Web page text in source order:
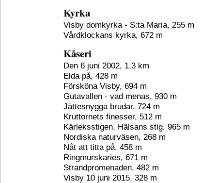
Kyrka
Visby domkyrka - S:ta Maria, 255 m
Vårdklockans kyrka, 672 m
Kåseri
Den 6 juni 2002, 1,3 km
Elda på, 428 m
Försköna Visby, 694 m
Gutavallen - vad menas, 930 m
Jättesnygga brudar, 724 m
Kruttornets finesser, 512 m
Kärleksstigen, Hälsans stig, 965 m
Nordiska naturväsen, 268 m
Nåt att titta på, 458 m
Ringmurskaries, 671 m
Strandpromenaden, 482 m
Visby 10 juni 2015, 328 m